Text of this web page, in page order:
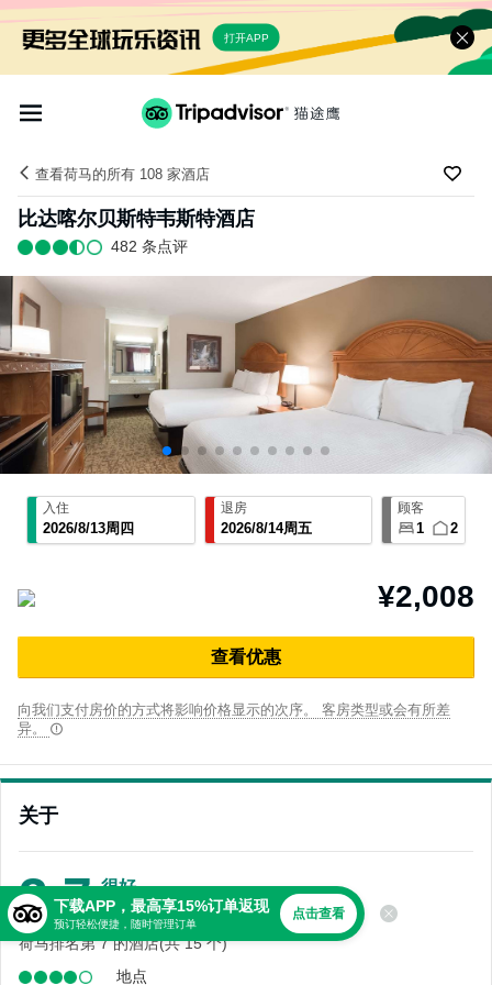
打开APP
查看荷马的所有 108 家酒店
比达喀尔贝斯特韦斯特酒店
482 条点评
¥2,008
查⁠看优⁠惠
向我们支付房价的方式将影响价格显示的次序。 客房类型或会有所差
异。
入住
2026/8/13周四
退房
2026/8/14周五
顾客
1 2
关于
3.7 很好
482 条点评
荷马排名第 7 的酒店(共 15 个)
地点
下载APP，最高享15%订单返现
预订轻松便捷，随时管理订单
点击查看